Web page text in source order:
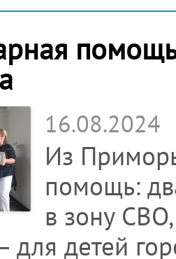
16.08.2024
Из
помощь:
в зону
для детей